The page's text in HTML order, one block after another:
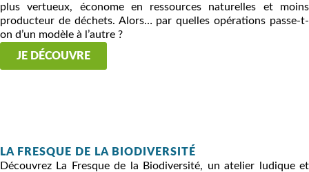
plus vertueux, économe en ressources naturelles et moins
producteur de déchets. Alors… par quelles opérations passe-t-
on d’un modèle à l’autre ?
JE DÉCOUVRE
LA FRESQUE DE LA BIODIVERSITÉ
Découvrez La Fresque de la Biodiversité, un atelier ludique et